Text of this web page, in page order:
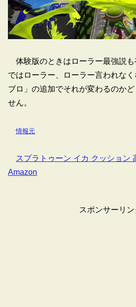
体験版のときはローラー最強説も
ではローラー、ローラー言われな
ブロ」の追加でそれが変わるのか
せん。
情報元
スプラトゥーン イカ クッション
Amazon
スポンサーリン